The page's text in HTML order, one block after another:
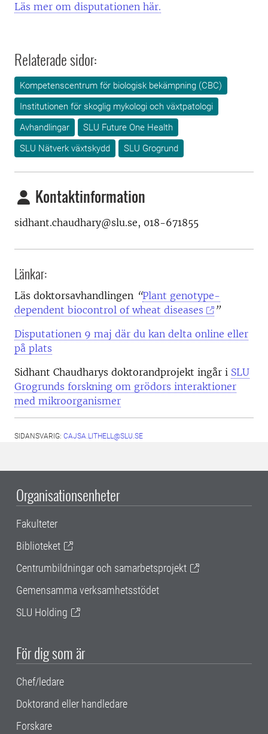
Läs mer om disputationen här.
Relaterade sidor:
Kompetenscentrum för biologisk bekämpning (CBC)
Institutionen för skoglig mykologi och växtpatologi
Avhandlingar
SLU Future One Health
SLU Nätverk växtskydd
SLU Grogrund
Kontaktinformation
sidhant.chaudhary@slu.se, 018-671855
Länkar:
Läs doktorsavhandlingen “Plant genotype-
dependent biocontrol of wheat diseases
”
Disputationen 9 maj där du kan delta online eller
på plats
Sidhant Chaudharys doktorandprojekt ingår i SLU
Grogrunds forskning om grödors interaktioner
med mikroorganismer
SIDANSVARIG: CAJSA.LITHELL@SLU.SE
Organisationsenheter
Fakulteter
Biblioteket
Centrumbildningar och samarbetsprojekt
Gemensamma verksamhetsstödet
SLU Holding
För dig som är
Chef/ledare
Doktorand eller handledare
Forskare